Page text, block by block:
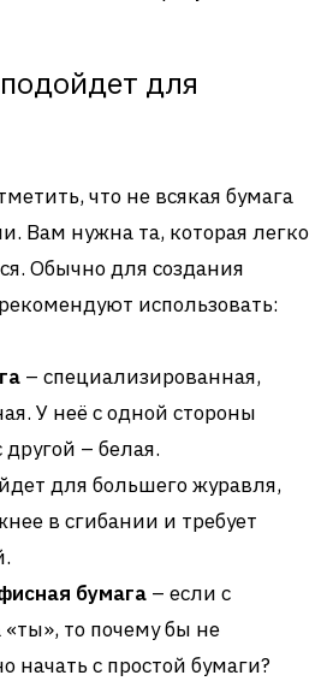
для
что не всякая бумага
Вам нужна та, которая легко
Обычно для создания
использовать:
– специализированная,
У неё с одной стороны
– белая.
для большего журавля,
в сгибании и требует
бумага – если с
то почему бы не
начать с простой бумаги?